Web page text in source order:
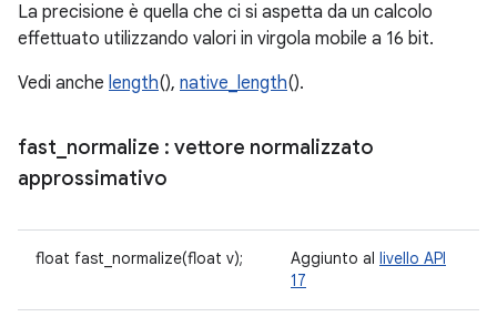
La precisione è quella che ci si aspetta da un calcolo
effettuato utilizzando valori in virgola mobile a 16 bit.
Vedi anche length(), native_length().
fast normalize : vettore normalizzato
approssimativo
float fast_normalize(float v); Aggiunto al livello API
17